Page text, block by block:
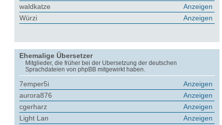
Anzeigen
waldkatze
Anzeigen
Würzi
Ehemalige Übersetzer
Mitglieder, die früher bei der Übersetzung der deutschen
Sprachdateien von phpBB mitgewirkt haben.
Anzeigen
7emper5i
Anzeigen
aurora876
Anzeigen
cgerharz
Anzeigen
Light Lan